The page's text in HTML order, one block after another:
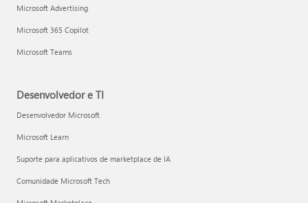
Microsoft Advertising
Microsoft 365 Copilot
Microsoft Teams
Desenvolvedor e TI
Desenvolvedor Microsoft
Microsoft Learn
Suporte para aplicativos de marketplace de IA
Comunidade Microsoft Tech